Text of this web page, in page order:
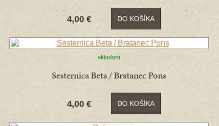
4,00 € DO KOŠÍKA
skladom
Sesternica Beta / Bratanec Pons
4,00 € DO KOŠÍKA